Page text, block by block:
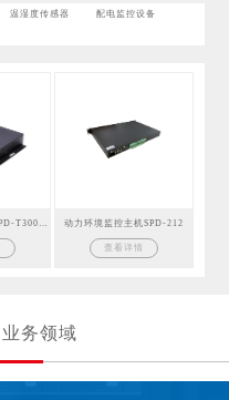
温湿度传感器 配电监控设备
动力环境监控主机SPD-212
查看详情
业务领域